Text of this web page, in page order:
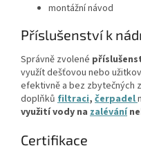
montážní návod
Příslušenství k
Správně zvolené
využít dešťovou nebo
efektivně a bez zbytečných
doplňků filtraci, čerpadel
využití vody na zalévání
Certifikace